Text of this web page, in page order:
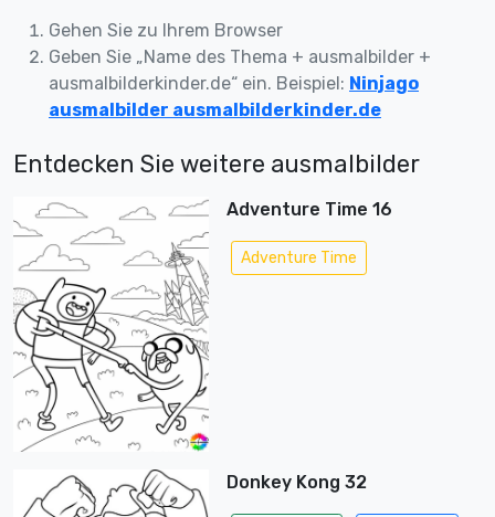
Gehen Sie zu Ihrem Browser
Geben Sie „Name des Thema + ausmalbilder +
ausmalbilderkinder.de“ ein. Beispiel: Ninjago
ausmalbilder ausmalbilderkinder.de
Entdecken Sie weitere ausmalbilder
Adventure Time 16
Adventure Time
Donkey Kong 32